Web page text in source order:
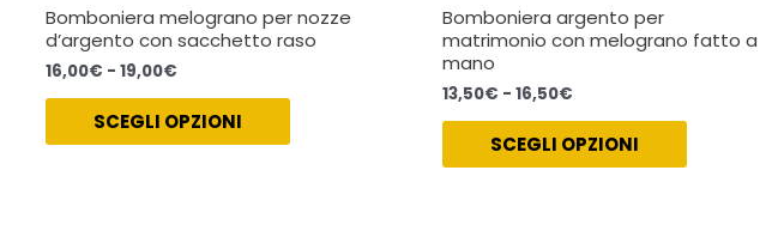
Bomboniera melograno per nozze
d’argento con sacchetto raso
16,00€ - 19,00€
SCEGLI OPZIONI
Bomboniera argento per
matrimonio con melograno fatto a
mano
13,50€ - 16,50€
SCEGLI OPZIONI